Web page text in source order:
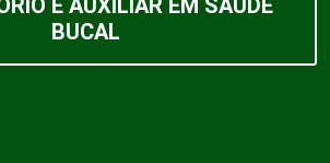
BUCAL